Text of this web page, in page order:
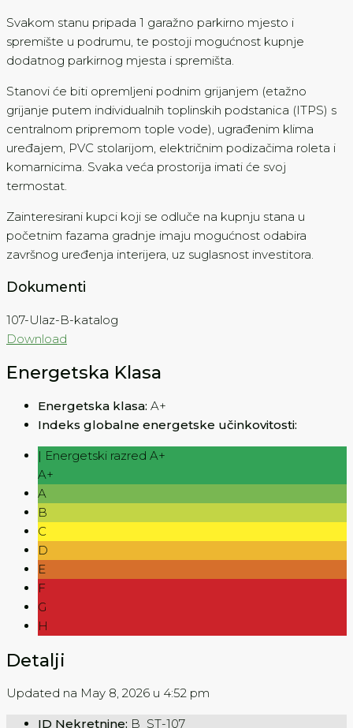
Svakom stanu pripada 1 garažno parkirno mjesto i
spremište u podrumu, te postoji mogućnost kupnje
dodatnog parkirnog mjesta i spremišta.
Stanovi će biti opremljeni podnim grijanjem (etažno
grijanje putem individualnih toplinskih podstanica (ITPS) s
centralnom pripremom tople vode), ugrađenim klima
uređajem, PVC stolarijom, električnim podizačima roleta i
komarnicima. Svaka veća prostorija imati će svoj
termostat.
Zainteresirani kupci koji se odluče na kupnju stana u
početnim fazama gradnje imaju mogućnost odabira
završnog uređenja interijera, uz suglasnost investitora.
Dokumenti
107-Ulaz-B-katalog
Download
Energetska Klasa
Energetska klasa: A+
Indeks globalne energetske učinkovitosti:
| Energetski razred A+
A+
A
B
C
D
E
F
G
H
Detalji
Updated na May 8, 2026 u 4:52 pm
ID Nekretnine: B_ST-107